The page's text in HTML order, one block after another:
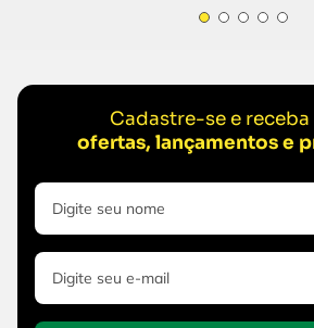
Cadastre-se e receba
ofertas, lançamentos e